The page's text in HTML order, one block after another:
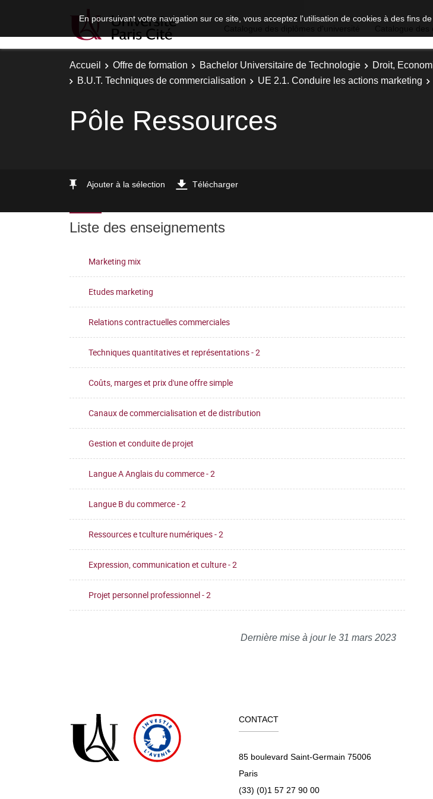
En poursuivant votre navigation sur ce site, vous acceptez l'utilisation de cookies à des fins
Accueil Offre de formation Bachelor Universitaire de Technologie Droit,
B.U.T. Techniques de commercialisation
UE 2.1. Conduire les actions marketing
Pôle Ressources
Ajouter à la sélection Télécharger
Liste des enseignements
Marketing mix
Etudes marketing
Relations contractuelles commerciales
Techniques quantitatives et représentations - 2
Coûts, marges et prix d'une offre simple
Canaux de commercialisation et de distribution
Gestion et conduite de projet
Langue A Anglais du commerce - 2
Langue B du commerce - 2
Ressources e tculture numériques - 2
Expression, communication et culture - 2
Projet personnel professionnel - 2
Dernière mise à jour le 31 mars 2023
CONTACT
85 boulevard Saint-Germain 75006
Paris
(33) (0)1 57 27 90 00